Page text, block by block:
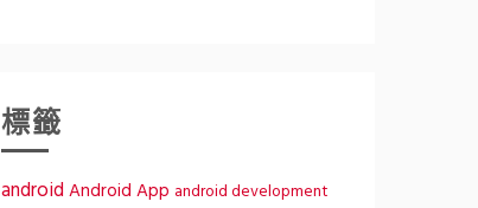
標籤
android Android App android development